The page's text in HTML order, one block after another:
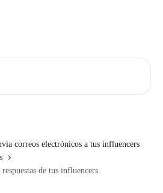
correos electrónicos a tus influencers
de tus influencers